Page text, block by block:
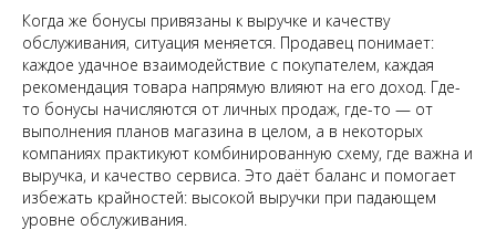
Когда же бонусы привязаны к выручке и качеству
обслуживания, ситуация меняется. Продавец понимает:
каждое удачное взаимодействие с покупателем, каждая
рекомендация товара напрямую влияют на его доход. Где-
то бонусы начисляются от личных продаж, где-то — от
выполнения планов магазина в целом, а в некоторых
компаниях практикуют комбинированную схему, где важна и
выручка, и качество сервиса. Это даёт баланс и помогает
избежать крайностей: высокой выручки при падающем
уровне обслуживания.